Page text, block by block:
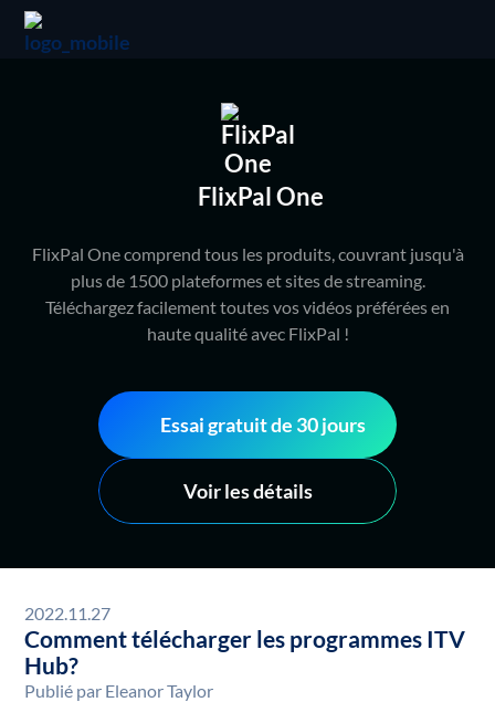
FlixPal One
FlixPal One comprend tous les produits, couvrant jusqu'à
plus de 1500 plateformes et sites de streaming.
Téléchargez facilement toutes vos vidéos préférées en
haute qualité avec FlixPal !
Essai gratuit de 30 jours
Voir les détails
2022.11.27
Comment télécharger les programmes ITV
Hub?
Publié par Eleanor Taylor